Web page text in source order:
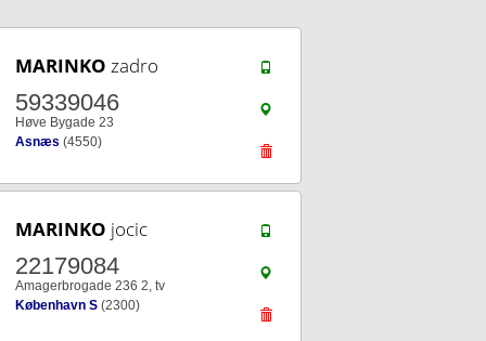
MARINKO zadro
59339046
Høve Bygade 23
Asnæs (4550)
MARINKO jocic
22179084
Amagerbrogade 236 2, tv
København S (2300)